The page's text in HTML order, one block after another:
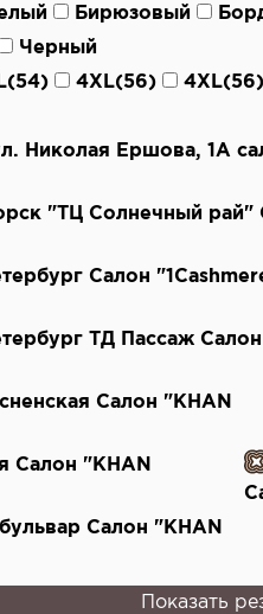
Бирюзовый
Черный
4XL(56) 4XL(56)
Николая Ершова, 1А
"ТЦ Солнечный рай"
Салон
ТД Пассаж
Салон "KHAN
Салон "KHAN
Салон "KHAN
Показать